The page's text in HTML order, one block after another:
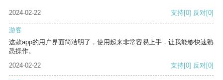
2024-02-22 支持[0] 反对[0]
游客
这款app的用户界面简洁明了，使用起来非常容易上手，让我能够快速熟
悉操作。
2024-02-22
支持[0] 反对[0]